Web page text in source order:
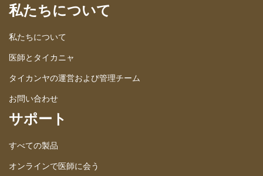
私たちについて
私たちについて
医師とタイカニャ
タイカンヤの運営および管理チーム
お問い合わせ
サポート
すべての製品
オンラインで医師に会う